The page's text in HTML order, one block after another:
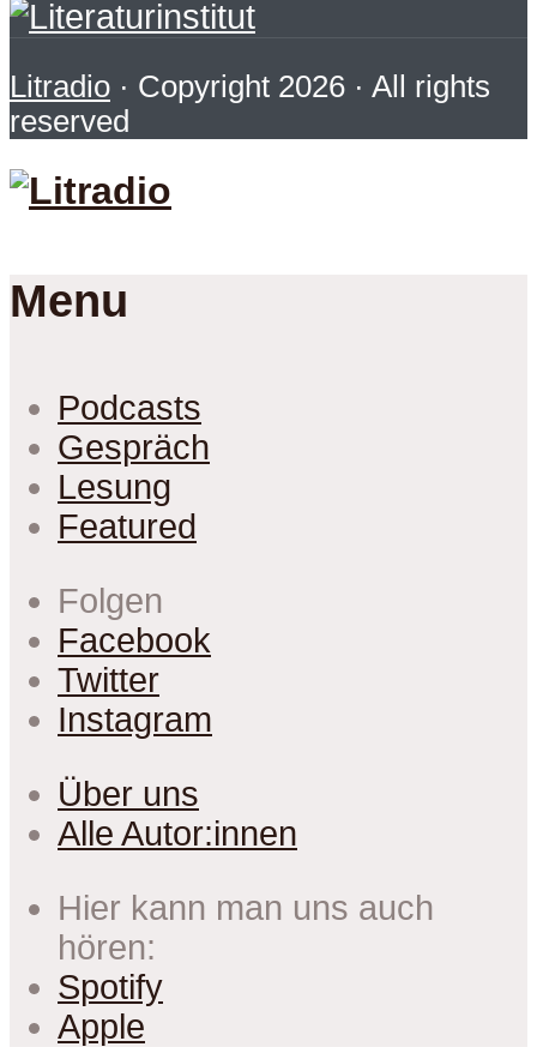
Litradio · Copyright 2026 · All rights
reserved
Menu
Podcasts
Gespräch
Lesung
Featured
Folgen
Facebook
Twitter
Instagram
Über uns
Alle Autor:innen
Hier kann man uns auch
hören:
Spotify
Apple